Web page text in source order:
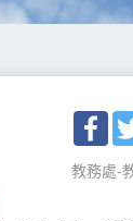
教務處-